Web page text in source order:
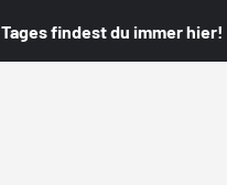
findest du immer hier!